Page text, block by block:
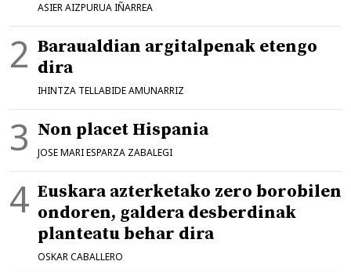
ASIER AIZPURUA IÑARREA
Baraualdian argitalpenak etengo
dira
IHINTZA TELLABIDE AMUNARRIZ
Non placet Hispania
JOSE MARI ESPARZA ZABALEGI
Euskara azterketako zero borobilen
ondoren, galdera desberdinak
planteatu behar dira
OSKAR CABALLERO